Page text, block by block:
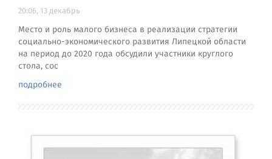
20:06, 13 декабрь
Место и роль малого бизнеса в реализации стратегии
социально-экономического развития Липецкой области
на период до 2020 года обсудили участники круглого
стола, сос
подробнее